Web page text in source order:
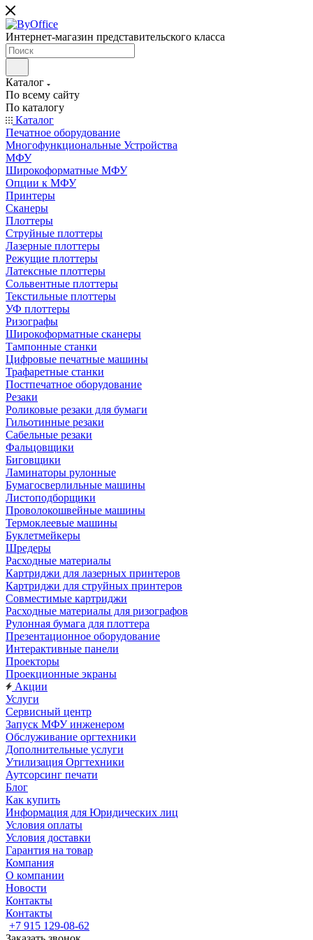
Интернет-магазин представительского класса
Каталог
По всему сайту
По каталогу
Каталог
Печатное оборудование
Многофункциональные Устройства
МФУ
Широкоформатные МФУ
Опции к МФУ
Принтеры
Сканеры
Плоттеры
Струйные плоттеры
Лазерные плоттеры
Режущие плоттеры
Латексные плоттеры
Сольвентные плоттеры
Текстильные плоттеры
УФ плоттеры
Ризографы
Широкоформатные сканеры
Тампонные станки
Цифровые печатные машины
Трафаретные станки
Постпечатное оборудование
Резаки
Роликовые резаки для бумаги
Гильотинные резаки
Сабельные резаки
Фальцовщики
Биговщики
Ламинаторы рулонные
Бумагосверлильные машины
Листоподборщики
Проволокошвейные машины
Термоклеевые машины
Буклетмейкеры
Шредеры
Расходные материалы
Картриджи для лазерных принтеров
Картриджи для струйных принтеров
Совместимые картриджи
Расходные материалы для ризографов
Рулонная бумага для плоттера
Презентационное оборудование
Интерактивные панели
Проекторы
Проекционные экраны
Акции
Услуги
Сервисный центр
Запуск МФУ инженером
Обслуживание оргтехники
Дополнительные услуги
Утилизация Оргтехники
Аутсорсинг печати
Блог
Как купить
Информация для Юридических лиц
Условия оплаты
Условия доставки
Гарантия на товар
Компания
О компании
Новости
Контакты
Контакты
+7 915 129-08-62